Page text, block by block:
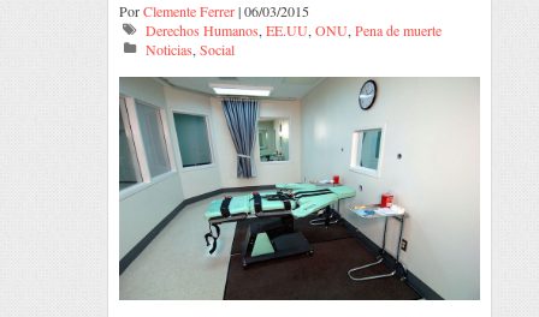
PorClemente Ferrer| 06/03/2015
Derechos Humanos, EE.UU, ONU, Pena de muerte
Noticias, Social